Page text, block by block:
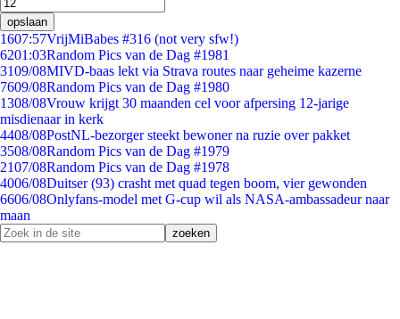
opslaan
1607:57VrijMiBabes #316 (not very sfw!)
6201:03Random Pics van de Dag #1981
3109/08MIVD-baas lekt via Strava routes naar geheime kazerne
7609/08Random Pics van de Dag #1980
1308/08Vrouw krijgt 30 maanden cel voor afpersing 12-jarige
misdienaar in kerk
4408/08PostNL-bezorger steekt bewoner na ruzie over pakket
3508/08Random Pics van de Dag #1979
2107/08Random Pics van de Dag #1978
4006/08Duitser (93) crasht met quad tegen boom, vier gewonden
6606/08Onlyfans-model met G-cup wil als NASA-ambassadeur naar
maan